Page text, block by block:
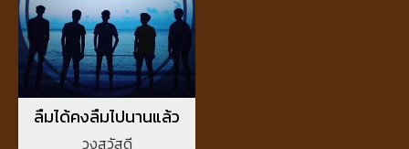
ลืมได้คงลืมไปนานแล้ว
วงสวัสดี